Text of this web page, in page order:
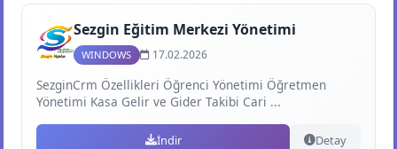
Sezgin Eğitim Merkezi Yönetimi
WINDOWS 17.02.2026
SezginCrm Özellikleri Öğrenci Yönetimi Öğretmen
Yönetimi Kasa Gelir ve Gider Takibi Cari ...
İndir Detay